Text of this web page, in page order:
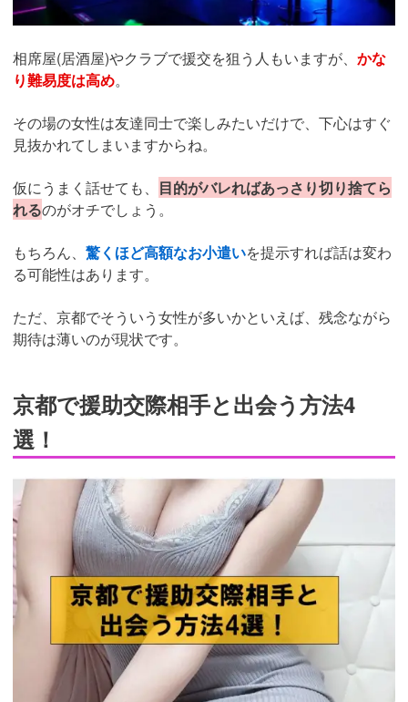
相席屋(居酒屋)やクラブで援交を狙う人もいますが、 かな
り難易度は高め。
その場の女性は友達同士で楽しみたいだけで、下心はすぐ
見抜かれてしまいますからね。
仮にうまく話せても、 目的がバレればあっさり切り捨てら
れるのがオチでしょう。
もちろん、 驚くほど高額なお小遣いを提示すれば話は変わ
る可能性はあります。
ただ、京都でそういう女性が多いかといえば、残念ながら
期待は薄いのが現状です。
京都で援助交際相手と出会う方法4
選！